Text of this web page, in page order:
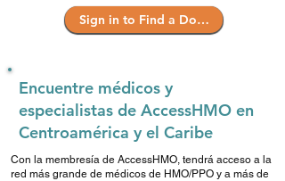
Sign in to Find a Doctor
Encuentre médicos y
especialistas de AccessHMO en
Centroamérica y el Caribe
Con la membresía de AccessHMO, tendrá acceso a la
red más grande de médicos de HMO/PPO y a más de